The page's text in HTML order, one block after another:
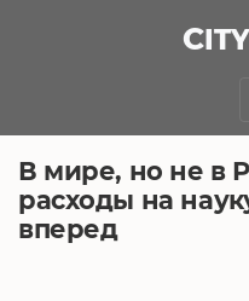
CITY
В мире, но не в
расходы на
вперед